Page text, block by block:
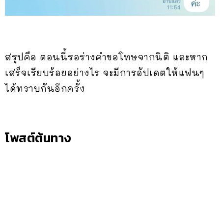
สรุปคือ ตอนนี้รอร่างคำขอโทษจากนิติ และหาก
เสร็จเรียบร้อยอย่างไร จะมีการอัปเดตให้แฟนๆ
ได้ทราบกันอีกครั้ง
โพสต์ต้นทาง